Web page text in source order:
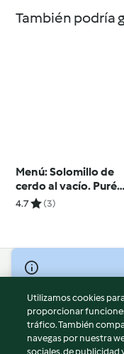
También podría
Menú: Solomillo de
cerdo al vacío. Puré
de patatas y
4.7 (3)
© Copyright 2026
Términos de uso
Política de privacidad
Aviso legal
Utilizamos cookies
proporcionar
tráfico. También
navegas por nuestra
sociales, de publicidad